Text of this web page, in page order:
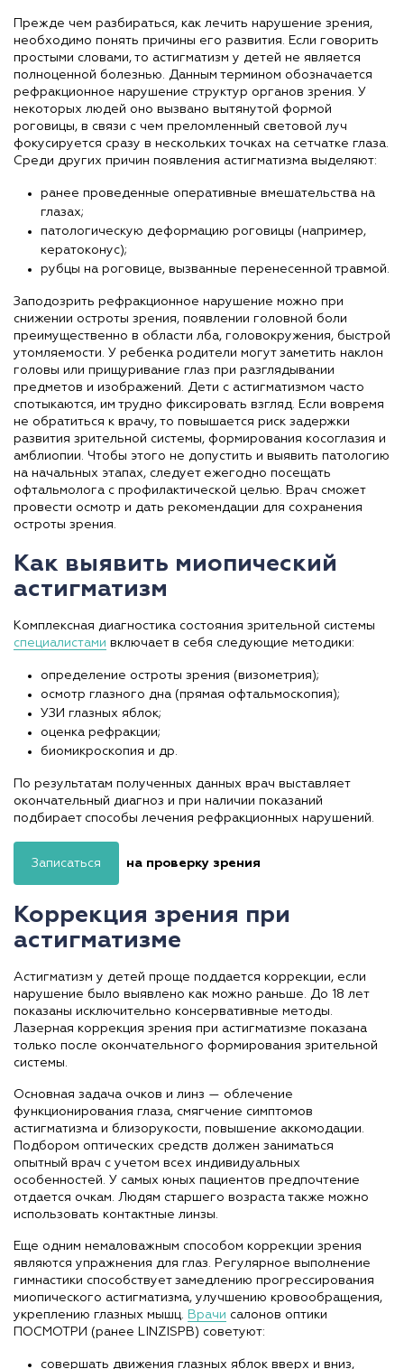
Прежде чем разбираться, как лечить нарушение зрения,
необходимо понять причины его развития. Если говорить
простыми словами, то астигматизм у детей не является
полноценной болезнью. Данным термином обозначается
рефракционное нарушение структур органов зрения. У
некоторых людей оно вызвано вытянутой формой
роговицы, в связи с чем преломленный световой луч
фокусируется сразу в нескольких точках на сетчатке глаза.
Среди других причин появления астигматизма выделяют:
ранее проведенные оперативные вмешательства на
глазах;
патологическую деформацию роговицы (например,
кератоконус);
рубцы на роговице, вызванные перенесенной травмой.
Заподозрить рефракционное нарушение можно при
снижении остроты зрения, появлении головной боли
преимущественно в области лба, головокружения, быстрой
утомляемости. У ребенка родители могут заметить наклон
головы или прищуривание глаз при разглядывании
предметов и изображений. Дети с астигматизмом часто
спотыкаются, им трудно фиксировать взгляд. Если вовремя
не обратиться к врачу, то повышается риск задержки
развития зрительной системы, формирования косоглазия и
амблиопии. Чтобы этого не допустить и выявить патологию
на начальных этапах, следует ежегодно посещать
офтальмолога с профилактической целью. Врач сможет
провести осмотр и дать рекомендации для сохранения
остроты зрения.
Как выявить миопический
астигматизм
Комплексная диагностика состояния зрительной системы
специалистами включает в себя следующие методики:
определение остроты зрения (визометрия);
осмотр глазного дна (прямая офтальмоскопия);
УЗИ глазных яблок;
оценка рефракции;
биомикроскопия и др.
По результатам полученных данных врач выставляет
окончательный диагноз и при наличии показаний
подбирает способы лечения рефракционных нарушений.
Записаться на проверку зрения
Коррекция зрения при
астигматизме
Астигматизм у детей проще поддается коррекции, если
нарушение было выявлено как можно раньше. До 18 лет
показаны исключительно консервативные методы.
Лазерная коррекция зрения при астигматизме показана
только после окончательного формирования зрительной
системы.
Основная задача очков и линз — облечение
функционирования глаза, смягчение симптомов
астигматизма и близорукости, повышение аккомодации.
Подбором оптических средств должен заниматься
опытный врач с учетом всех индивидуальных
особенностей. У самых юных пациентов предпочтение
отдается очкам. Людям старшего возраста также можно
использовать контактные линзы.
Еще одним немаловажным способом коррекции зрения
являются упражнения для глаз. Регулярное выполнение
гимнастики способствует замедлению прогрессирования
миопического астигматизма, улучшению кровообращения,
укреплению глазных мышц.
Врачи салонов оптики
ПОСМОТРИ (ранее LINZISPB) советуют:
совершать движения глазных яблок вверх и вниз,